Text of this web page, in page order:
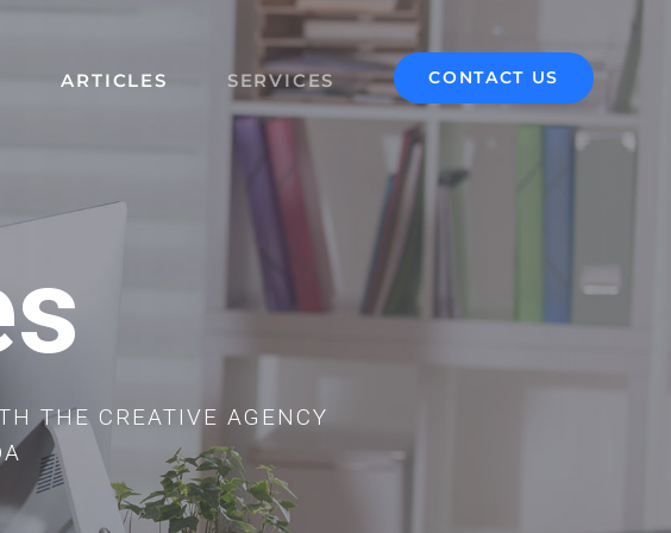
ARTICLES SERVICES CONTACT US
THE CREATIVE AGENCY